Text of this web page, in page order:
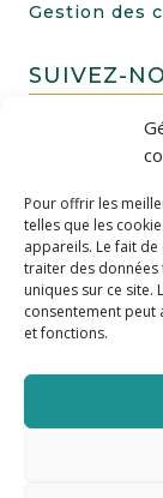
Pour offrir les
telles que les
appareils. Le fait
traiter des données
uniques sur ce site.
consentement peut
et fonctions.
Gestion des
SUIVEZ-
FAIRE UN